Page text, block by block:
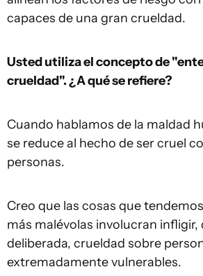
capaces de una gran crueldad.
Usted utiliza el concepto de
crueldad". ¿A qué se refiere?
Cuando hablamos de la maldad
se reduce al hecho de ser cruel
personas.
Creo que las cosas que
más malévolas involucran infligir,
deliberada, crueldad sobre
extremadamente vulnerables.